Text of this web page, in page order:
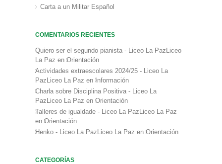
Carta a un Militar Español
COMENTARIOS RECIENTES
Quiero ser el segundo pianista - Liceo La PazLiceo
La Paz enOrientación
Actividades extraescolares 2024/25 - Liceo La
PazLiceo La Paz enInformación
Charla sobre Disciplina Positiva - Liceo La
PazLiceo La Paz enOrientación
Talleres de igualdade - Liceo La PazLiceo La Paz
enOrientación
Henko - Liceo La PazLiceo La Paz enOrientación
CATEGORÍAS